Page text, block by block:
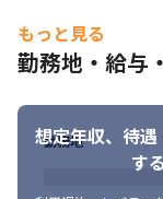
・案件の駅からの距
・服装：スーツ
Microsoft365、
ドライブ、Google
貸与物 : WindowsPC
もっと見る
勤務地・給与
想定年収、待遇
す
勤務地